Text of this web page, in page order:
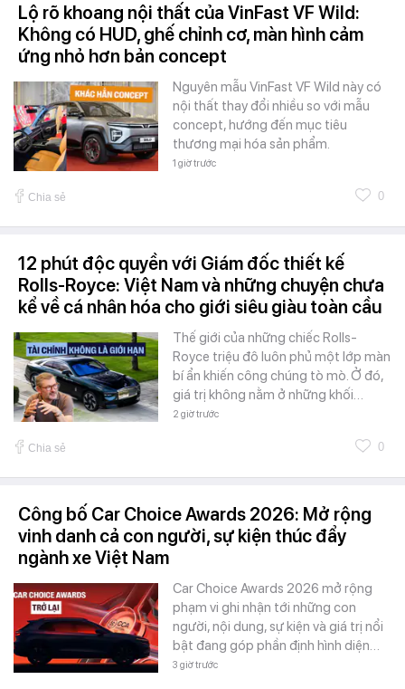
Lộ rõ khoang nội thất của VinFast VF Wild:
Không có HUD, ghế chỉnh cơ, màn hình cảm
ứng nhỏ hơn bản concept
Nguyên mẫu VinFast VF Wild này có
nội thất thay đổi nhiều so với mẫu
concept, hướng đến mục tiêu
thương mại hóa sản phẩm.
1 giờ trước
Chia sẻ 0
12 phút độc quyền với Giám đốc thiết kế
Rolls-Royce: Việt Nam và những chuyện chưa
kể về cá nhân hóa cho giới siêu giàu toàn cầu
Thế giới của những chiếc Rolls-
Royce triệu đô luôn phủ một lớp màn
bí ẩn khiến công chúng tò mò. Ở đó,
giá trị không nằm ở những khối…
2 giờ trước
Chia sẻ 0
Công bố Car Choice Awards 2026: Mở rộng
vinh danh cả con người, sự kiện thúc đẩy
ngành xe Việt Nam
Car Choice Awards 2026 mở rộng
phạm vi ghi nhận tới những con
người, nội dung, sự kiện và giá trị nổi
bật đang góp phần định hình diện…
3 giờ trước